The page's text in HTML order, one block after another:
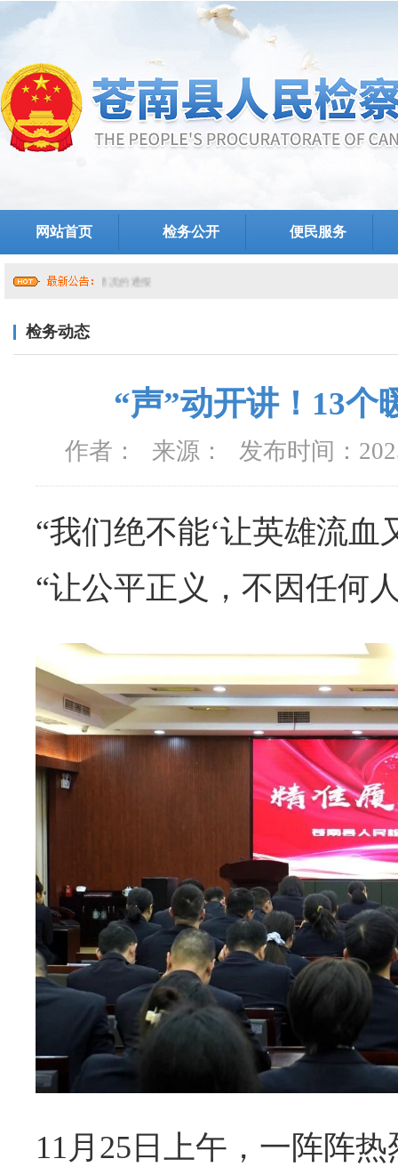
网站首页 检务公开 便民服务
检务动态
“声”动开讲！13个
作者： 来源： 发布时间：
“我们绝不能‘让英雄流血
“让公平正义，不因任何
11月25日上午，一阵阵